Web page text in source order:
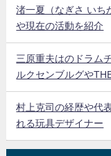
渚一夏（なぎさ いち
や現在の活動を紹介
三原重夫はのドラム
ルクセンブルグや
村上克司の経歴や代
れる玩具デザイナー